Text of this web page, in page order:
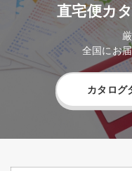
直宅便カ
全国にお
カタログ